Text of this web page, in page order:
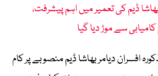
ڈیم کی تعمیر میں اہم پیشرفت،
سے موڑ دیا گیا
افسران دیامر بھاشا ڈیم منصوبے پر کام